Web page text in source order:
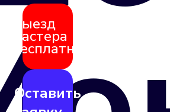
Выезд
мастера
бесплатно
Оставить